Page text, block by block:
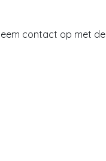
contact op met de